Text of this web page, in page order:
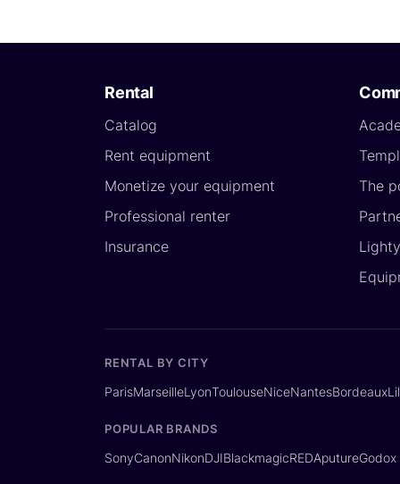
Rental
Catalog
Rent equipment
Monetize your equipment
Professional renter
Insurance
The
RENTAL BY CITY
ParisMarseilleLyonToulouseNiceNantesBordeaux
POPULAR BRANDS
SonyCanonNikonDJIBlackmagicREDAputureGodox